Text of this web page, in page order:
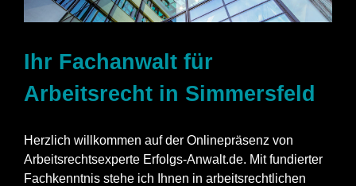
Ihr Fachanwalt für
Arbeitsrecht in Simmersfeld
Herzlich willkommen auf der Onlinepräsenz von
Arbeitsrechtsexperte Erfolgs-Anwalt.de. Mit fundierter
Fachkenntnis stehe ich Ihnen in arbeitsrechtlichen